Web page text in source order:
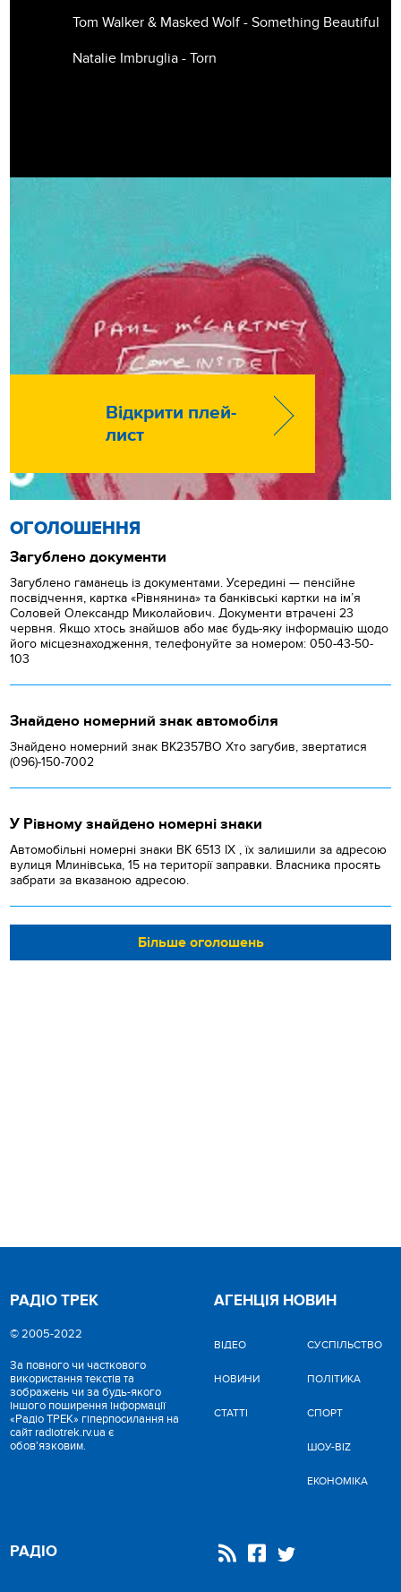
Tom Walker & Masked Wolf - Something Beautiful
Natalie Imbruglia - Torn
Відкрити плей-
лист
ОГОЛОШЕННЯ
Загублено документи
Загублено гаманець із документами. Усередині — пенсійне
посвідчення, картка «Рівнянина» та банківські картки на ім’я
Соловей Олександр Миколайович. Документи втрачені 23
червня. Якщо хтось знайшов або має будь-яку інформацію щодо
його місцезнаходження, телефонуйте за номером: 050-43-50-
103
Знайдено номерний знак автомобіля
Знайдено номерний знак ВК2357ВО Хто загубив, звертатися
(096)-150-7002
У Рівному знайдено номерні знаки
Автомобільні номерні знаки BK 6513 IX , їх залишили за адресою
вулиця Млинівська, 15 на території заправки. Власника просять
забрати за вказаною адресою.
Більше оголошень
РАДІО ТРЕК
© 2005-2022
За повного чи часткового
використання текстів та
зображень чи за будь-якого
іншого поширення інформації
«Радіо ТРЕК» гіперпосилання на
сайт radiotrek.rv.ua є
обов'язковим.
АГЕНЦІЯ НОВИН
ВІДЕО
НОВИНИ
СТАТТІ
CУСПІЛЬСТВО
ПОЛІТИКА
СПОРТ
ШОУ-BIZ
ЕКОНОМІКА
РАДІО